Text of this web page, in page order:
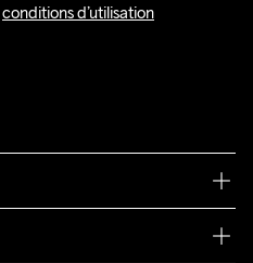
conditions d’utilisation